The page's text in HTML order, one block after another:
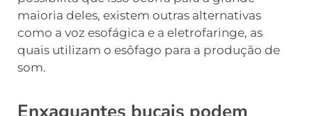
maioria deles, existem outras alternativas
como a voz esofágica e a eletrofaringe, as
quais utilizam o esôfago para a produção de
som.